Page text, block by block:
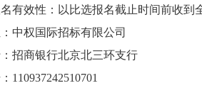
有效性：以比选报名截止时间前收
权国际招标有限公司
商银行北京北三环支行